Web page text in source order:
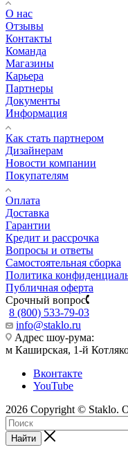
О нас
Отзывы
Контакты
Команда
Магазины
Карьера
Партнеры
Документы
Информация
Как стать партнером
Дизайнерам
Новости компании
Покупателям
Оплата
Доставка
Гарантии
Кредит и рассрочка
Вопросы и ответы
Самостоятельная сборка
Политика
Публичная оферта
Срочный вопрос
8 (800) 533-79-03
info@staklo.ru
Адрес шоу-рума:
м Каширская, 1-й
Вконтакте
YouTube
2026 Copyright © Staklo.
Найти